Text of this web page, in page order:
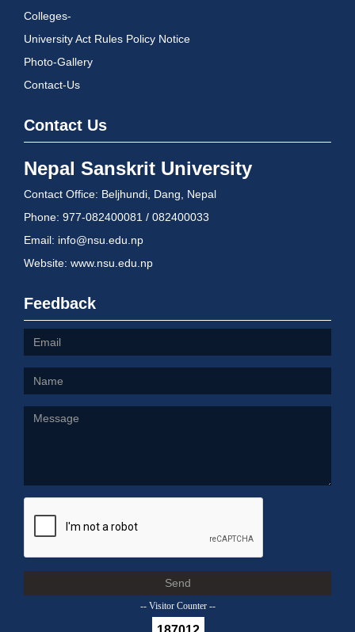
Colleges-
University Act Rules Policy Notice
Photo-Gallery
Contact-Us
Contact Us
Nepal Sanskrit University
Contact Office: Beljhundi, Dang, Nepal
Phone: 977-082400081 / 082400033
Email: info@nsu.edu.np
Website: www.nsu.edu.np
Feedback
Send
-- Visitor Counter --